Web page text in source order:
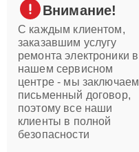
Внимание!
С каждым клиентом,
заказавшим услугу
ремонта электроники в
нашем сервисном
центре - мы заключаем
письменный договор,
поэтому все наши
клиенты в полной
безопасности